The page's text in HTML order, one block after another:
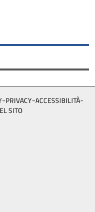
PRIVACY ACCESSIBILITÀ
SITO